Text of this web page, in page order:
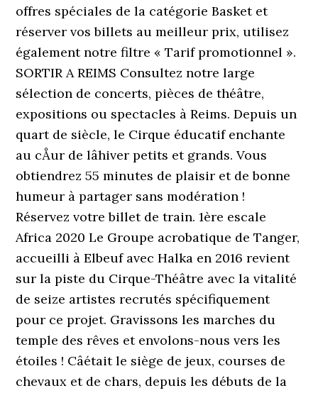
offres spéciales de la catégorie Basket et
réserver vos billets au meilleur prix, utilisez
également notre filtre « Tarif promotionnel ».
SORTIR A REIMS Consultez notre large
sélection de concerts, pièces de théâtre,
expositions ou spectacles à Reims. Depuis un
quart de siècle, le Cirque éducatif enchante
au cÅur de lâhiver petits et grands. Vous
obtiendrez 55 minutes de plaisir et de bonne
humeur à partager sans modération !
Réservez votre billet de train. 1ère escale
Africa 2020 Le Groupe acrobatique de Tanger,
accueilli à Elbeuf avec Halka en 2016 revient
sur la piste du Cirque-Théâtre avec la vitalité
de seize artistes recrutés spécifiquement
pour ce projet. Gravissons les marches du
temple des rêves et envolons-nous vers les
étoiles ! Câétait le siège de jeux, courses de
chevaux et de chars, depuis les débuts de la